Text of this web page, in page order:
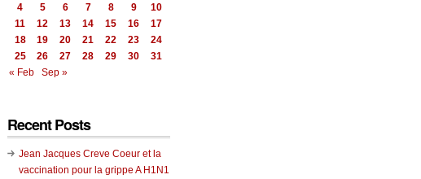
4
5 6 7 8 9
10
11
12 13 14 15 16
17
18
19 20 21 22 23
24
25
26 27 28 29 30
31
« Feb
Sep »
Recent Posts
Jean Jacques Creve Coeur et la
vaccination pour la grippe A H1N1